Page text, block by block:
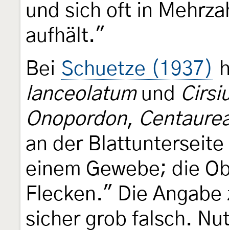
und sich oft in
aufhält."
Bei Schuetze (1937)
lanceolatumund
Onopordon,
an der
einem Gewebe; die
Flecken." Die
sicher grob falsch.